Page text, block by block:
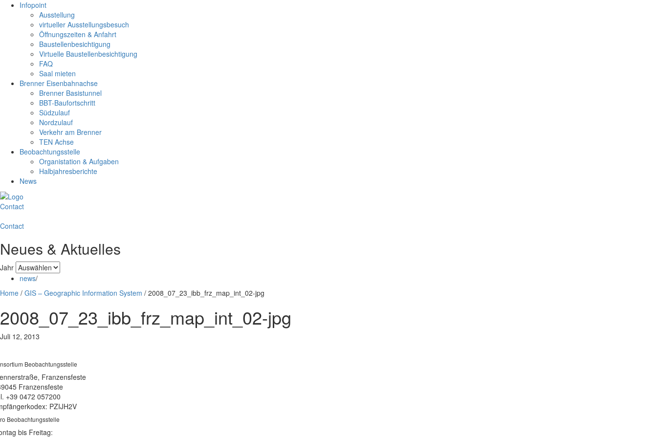
Infopoint
Ausstellung
virtueller Ausstellungsbesuch
Öffnungszeiten & Anfahrt
Baustellenbesichtigung
Virtuelle Baustellenbesichtigung
FAQ
Saal mieten
Brenner Eisenbahnachse
Brenner Basistunnel
BBT-Baufortschritt
Südzulauf
Nordzulauf
Verkehr am Brenner
TEN Achse
Beobachtungsstelle
Organistation & Aufgaben
Halbjahresberichte
News
Contact
Contact
Neues & Aktuelles
Jahr
news/
Home / GIS – Geographic Information System / 2008_07_23_ibb_frz_map_int_02-jpg
2008_07_23_ibb_frz_map_int_02-jpg
Juli 12, 2013
Beobachtungsstelle
Franzensfeste
Franzensfeste
+39 0472 057200
PZIJH2V
Beobachtungsstelle
bis Freitag: